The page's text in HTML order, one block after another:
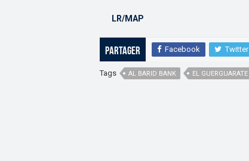
LR/MAP
Partager Facebook Twitter
Tags AL BARID BANK EL GUERGUARATE